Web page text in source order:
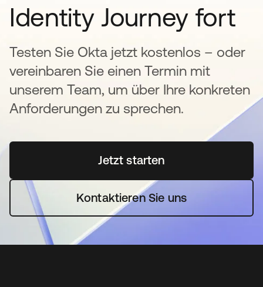
Identity Journey fort
Testen Sie Okta jetzt kostenlos – oder
vereinbaren Sie einen Termin mit
unserem Team, um über Ihre konkreten
Anforderungen zu sprechen.
Jetzt startenwird in einer neuen
Kontaktieren Sie uns